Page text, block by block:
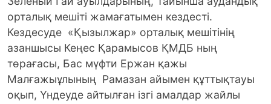
орталық мешіті жамағатымен кездесті.
Кездесуде «Қызылжар» орталық мешітінің
азаншысы Кеңес Қарамысов ҚМДБ ның
төрағасы, Бас мүфти Ержан қажы
Малғажыұлының Рамазан айымен құттықтауы
оқып, Үндеуде айтылған ізгі амалдар жайлы